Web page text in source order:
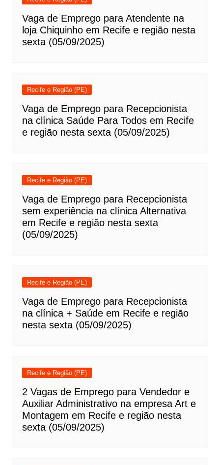
Vaga de Emprego para Atendente na
loja Chiquinho em Recife e região nesta
sexta (05/09/2025)
Recife e Região (PE)
Vaga de Emprego para Recepcionista
na clínica Saúde Para Todos em Recife
e região nesta sexta (05/09/2025)
Recife e Região (PE)
Vaga de Emprego para Recepcionista
sem experiência na clínica Alternativa
em Recife e região nesta sexta
(05/09/2025)
Recife e Região (PE)
Vaga de Emprego para Recepcionista
na clínica + Saúde em Recife e região
nesta sexta (05/09/2025)
Recife e Região (PE)
2 Vagas de Emprego para Vendedor e
Auxiliar Administrativo na empresa Art e
Montagem em Recife e região nesta
sexta (05/09/2025)